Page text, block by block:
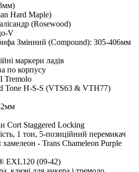
Hard Maple)
(Rosewood)
V
Змінний (Compound): 305-406мм
маркери ладів
по корпусу
Tremolo
Tone H-S-S (VTS63 & VTH77)
Cort Staggered Locking
1 тон, 5-позиційний перемикач
- Trans Chameleon Purple
EXL120 (09-42)